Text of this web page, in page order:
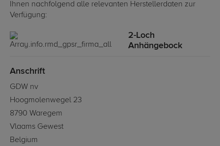
Ihnen nachfolgend alle relevanten Herstellerdaten zur
Verfügung:
2-Loch
Anhängebock
Anschrift
GDW nv
Hoogmolenwegel 23
8790 Waregem
Vlaams Gewest
Belgium